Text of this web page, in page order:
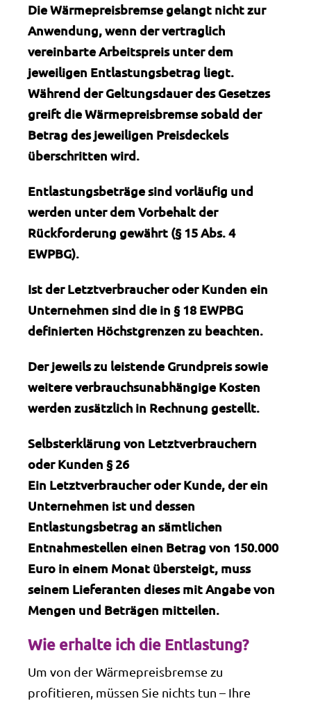
Die Wärmepreisbremse gelangt nicht zur
Anwendung, wenn der vertraglich
vereinbarte Arbeitspreis unter dem
jeweiligen Entlastungsbetrag liegt.
Während der Geltungsdauer des Gesetzes
greift die Wärmepreisbremse sobald der
Betrag des jeweiligen Preisdeckels
überschritten wird.
Entlastungsbeträge sind vorläufig und
werden unter dem Vorbehalt der
Rückforderung gewährt (§ 15 Abs. 4
EWPBG).
Ist der Letztverbraucher oder Kunden ein
Unternehmen sind die in § 18 EWPBG
definierten Höchstgrenzen zu beachten.
Der jeweils zu leistende Grundpreis sowie
weitere verbrauchsunabhängige Kosten
werden zusätzlich in Rechnung gestellt.
Selbsterklärung von Letztverbrauchern
oder Kunden § 26
Ein Letztverbraucher oder Kunde, der ein
Unternehmen ist und dessen
Entlastungsbetrag an sämtlichen
Entnahmestellen einen Betrag von 150.000
Euro in einem Monat übersteigt, muss
seinem Lieferanten dieses mit Angabe von
Mengen und Beträgen mitteilen.
Wie erhalte ich die Entlastung?
Um von der Wärmepreisbremse zu
profitieren, müssen Sie nichts tun – Ihre